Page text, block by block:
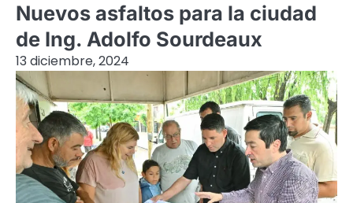
Nuevos asfaltos para la ciudad
de Ing. Adolfo Sourdeaux
13 diciembre, 2024